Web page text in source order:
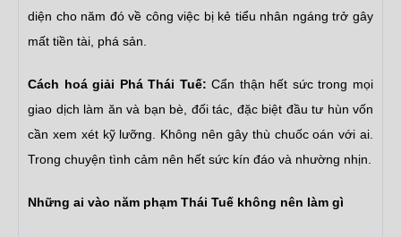
diện cho năm đó về công việc bị kẻ tiểu nhân ngáng trở gây
mất tiền tài, phá sản.
Cách hoá giải Phá Thái Tuế: Cẩn thận hết sức trong mọi
giao dịch làm ăn và bạn bè, đối tác, đặc biệt đầu tư hùn vốn
cần xem xét kỹ lưỡng. Không nên gây thù chuốc oán với ai.
Trong chuyện tình cảm nên hết sức kín đáo và nhường nhịn.
Những ai vào năm phạm Thái Tuế không nên làm gì